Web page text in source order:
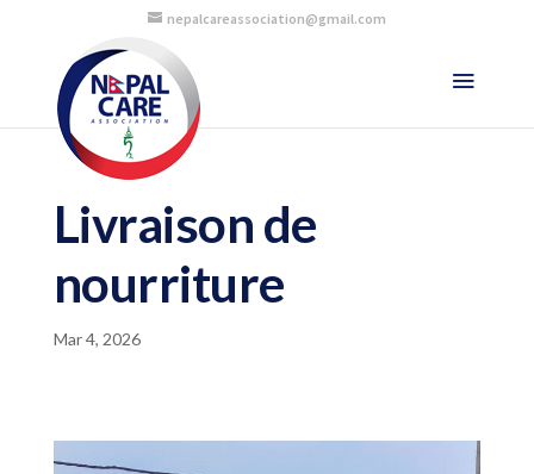
nepalcareassociation@gmail.com
Livraison de
nourriture
Mar 4, 2026